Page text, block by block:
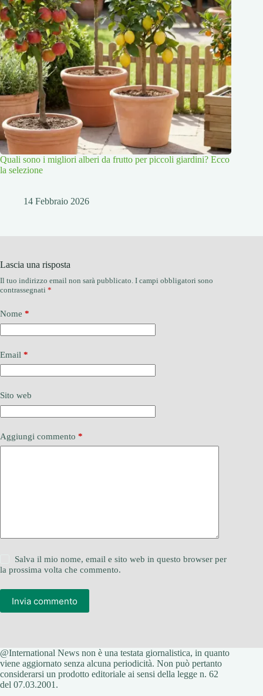
Quali sono i migliori alberi da frutto per piccoli giardini? Ecco
la selezione
14 Febbraio 2026
Lascia una risposta
Il tuo indirizzo email non sarà pubblicato. I campi obbligatori sono
contrassegnati *
Nome *
Email *
Sito web
Aggiungi commento *
Salva il mio nome, email e sito web in questo browser per
la prossima volta che commento.
Invia commento
@International News non è una testata giornalistica, in quanto
viene aggiornato senza alcuna periodicità. Non può pertanto
considerarsi un prodotto editoriale ai sensi della legge n. 62
del 07.03.2001.